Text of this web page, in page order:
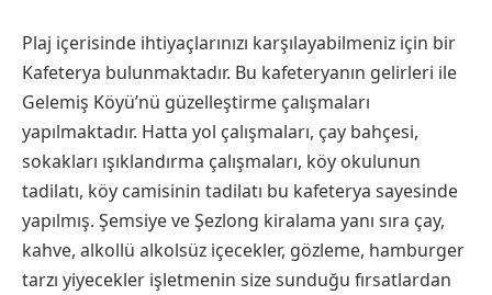
Plaj içerisinde ihtiyaçlarınızı karşılayabilmeniz için bir
Kafeterya bulunmaktadır. Bu kafeteryanın gelirleri ile
Gelemiş Köyü’nü güzelleştirme çalışmaları
yapılmaktadır. Hatta yol çalışmaları, çay bahçesi,
sokakları ışıklandırma çalışmaları, köy okulunun
tadilatı, köy camisinin tadilatı bu kafeterya sayesinde
yapılmış. Şemsiye ve Şezlong kiralama yanı sıra çay,
kahve, alkollü alkolsüz içecekler, gözleme, hamburger
tarzı yiyecekler işletmenin size sunduğu fırsatlardan